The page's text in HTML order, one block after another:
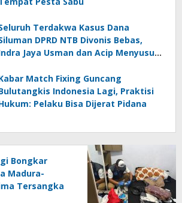
Terdakwa Kasus Dana
DPRD NTB Divonis Bebas,
Jaya Usman dan Acip Menyusul
Match Fixing Guncang
Indonesia Lagi, Praktisi
Pelaku Bisa Dijerat Pidana
Bongkar
Madura-
Tersangka